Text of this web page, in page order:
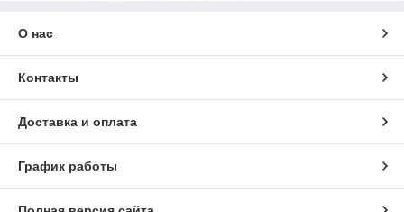
О нас
Контакты
Доставка и оплата
График работы